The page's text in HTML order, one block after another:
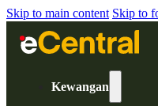
Skip to main content Skip to
Kewangan